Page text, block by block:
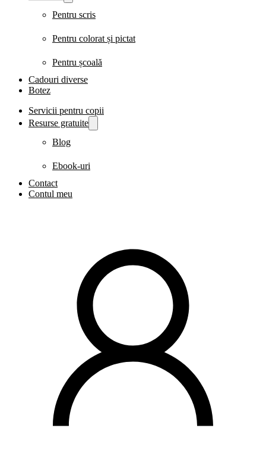
Pentru scris
Pentru colorat și pictat
Pentru școală
Cadouri diverse
Botez
Servicii pentru copii
Resurse gratuite
Blog
Ebook-uri
Contact
Contul meu